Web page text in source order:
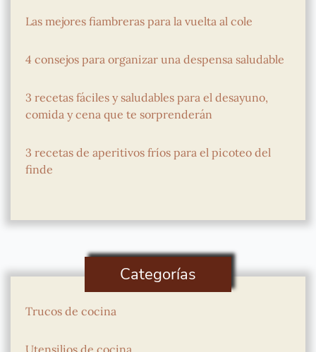
Las mejores fiambreras para la vuelta al cole
4 consejos para organizar una despensa saludable
3 recetas fáciles y saludables para el desayuno,
comida y cena que te sorprenderán
3 recetas de aperitivos fríos para el picoteo del
finde
Categorías
Trucos de cocina
Utensilios de cocina